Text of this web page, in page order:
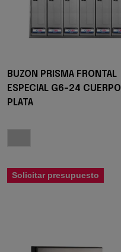
BUZON PRISMA FRONTAL
ESPECIAL G6-24 CUERPO
PLATA
Solicitar presupuesto